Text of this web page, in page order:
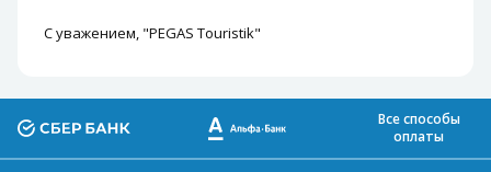
С уважением, "PEGAS Touristik"
Все способы
оплаты